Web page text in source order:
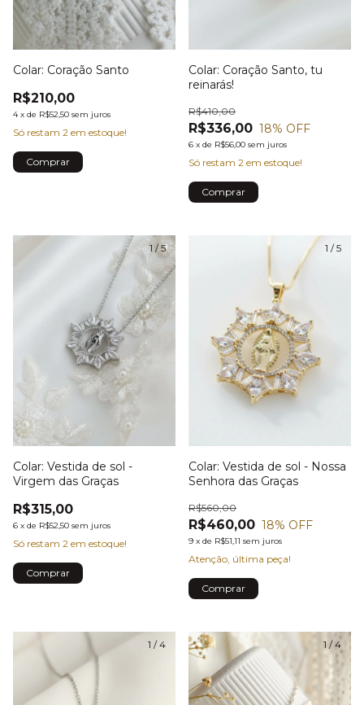
Colar: Coração Santo
R$210,00
4 x de R$52,50 sem juros
Só restam 2 em estoque!
Colar: Coração Santo, tu
reinarás!
R$336,00
R$410,00
18% OFF
6 x de R$56,00 sem juros
Só restam 2 em estoque!
1 /5
Colar: Vestida de sol -
Virgem das Graças
R$315,00
6 x de R$52,50 sem juros
Só restam 2 em estoque!
1 /5
Colar: Vestida de sol - Nossa
Senhora das Graças
R$460,00
R$560,00
18% OFF
9 x de R$51,11 sem juros
Atenção, última peça!
1 /4 1 /4